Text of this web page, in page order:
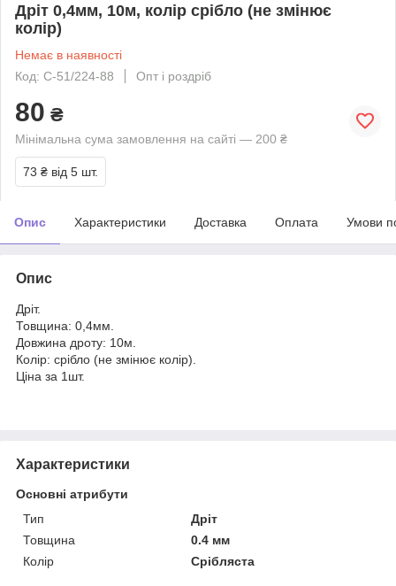
Дріт 0,4мм, 10м, колір срібло (не змінює
колір)
Немає в наявності
Код: С-51/224-88
Опт і роздріб
80 ₴
Мінімальна сума замовлення на сайті — 200 ₴
73 ₴ від 5 шт.
Опис Характеристики Доставка Оплата Умови
Опис
Дріт.
Товщина: 0,4мм.
Довжина дроту: 10м.
Колір: срібло (не змінює колір).
Ціна за 1шт.
Характеристики
Основні атрибути
Тип
Дріт
Товщина
0.4 мм
Колір
Срібляста